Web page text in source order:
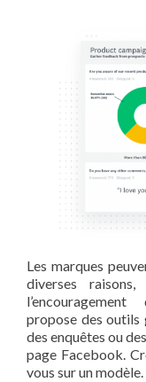
Les marques
diverses
propose des
des enquêtes ou
page Facebook.
vous sur un modèle.